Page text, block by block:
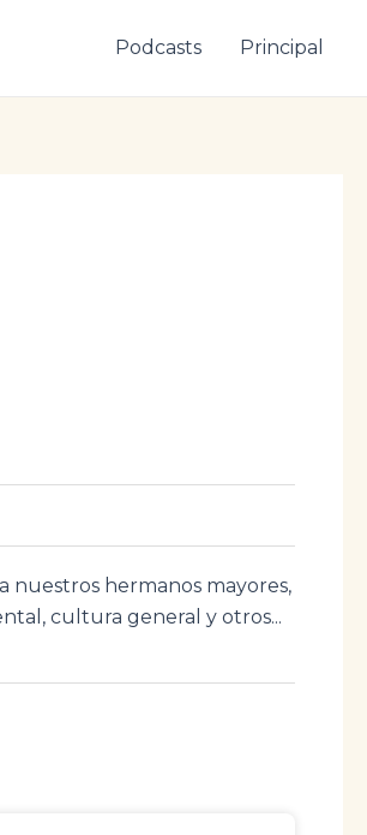
Podcasts Principal
nuestros hermanos mayores,
cultura general y otros...